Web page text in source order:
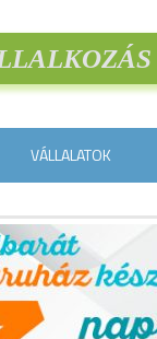
VÁLLALATOK